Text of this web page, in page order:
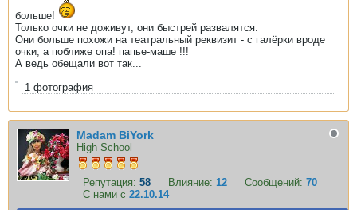
больше!
Только очки не доживут, они быстрей развалятся.
Они больше похожи на театральный реквизит - с галёрки вроде
очки, а поближе опа! папье-маше !!!
А ведь обещали вот так...
1 фотография
Madam BiYork
High School
Репутация: 58 Влияние: 12 Сообщений: 70
С нами с 22.10.14